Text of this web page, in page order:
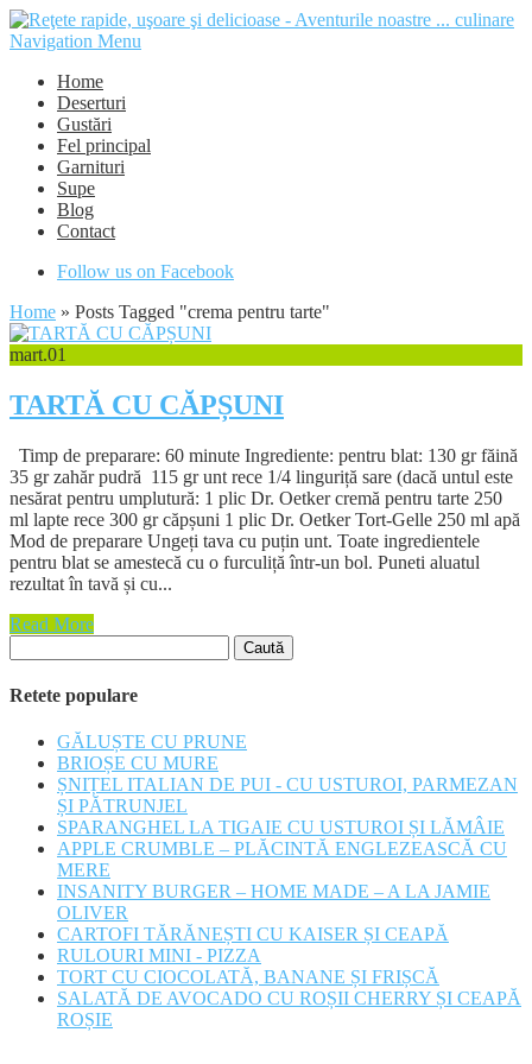
Navigation Menu
Home
Deserturi
Gustări
Fel principal
Garnituri
Supe
Blog
Contact
Follow us on Facebook
Home » Posts Tagged "crema pentru tarte"
mart.01
TARTĂ CU CĂPȘUNI
Timp de preparare: 60 minute Ingrediente: pentru blat: 130 gr făină
35 gr zahăr pudră 115 gr unt rece 1/4 linguriță sare (dacă untul este
nesărat pentru umplutură: 1 plic Dr. Oetker cremă pentru tarte 250
ml lapte rece 300 gr căpșuni 1 plic Dr. Oetker Tort-Gelle 250 ml apă
Mod de preparare Ungeți tava cu puțin unt. Toate ingredientele
pentru blat se amestecă cu o furculiță într-un bol. Puneti aluatul
rezultat în tavă și cu...
Read More
după:
Retete populare
GĂLUȘTE CU PRUNE
BRIOȘE CU MURE
ȘNIȚEL ITALIAN DE PUI - CU USTUROI, PARMEZAN
ȘI PĂTRUNJEL
SPARANGHEL LA TIGAIE CU USTUROI ȘI LĂMÂIE
APPLE CRUMBLE – PLĂCINTĂ ENGLEZEASCĂ CU
MERE
INSANITY BURGER – HOME MADE – A LA JAMIE
OLIVER
CARTOFI TĂRĂNEȘTI CU KAISER ȘI CEAPĂ
RULOURI MINI - PIZZA
TORT CU CIOCOLATĂ, BANANE ȘI FRIȘCĂ
SALATĂ DE AVOCADO CU ROȘII CHERRY ȘI CEAPĂ
ROȘIE